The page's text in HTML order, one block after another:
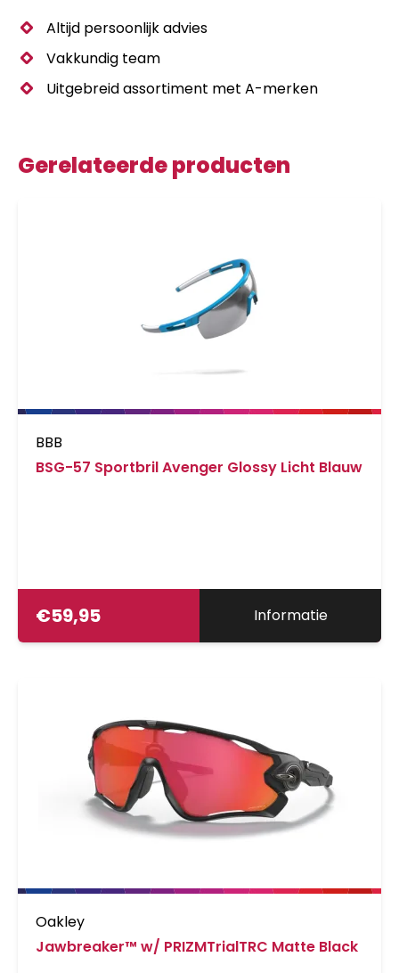
Altijd persoonlijk advies
Vakkundig team
Uitgebreid assortiment met A-merken
Gerelateerde producten
BBB
BSG-57 Sportbril Avenger Glossy Licht Blauw
€59,95 Informatie
Oakley
Jawbreaker™ w/ PRIZMTrialTRC Matte Black